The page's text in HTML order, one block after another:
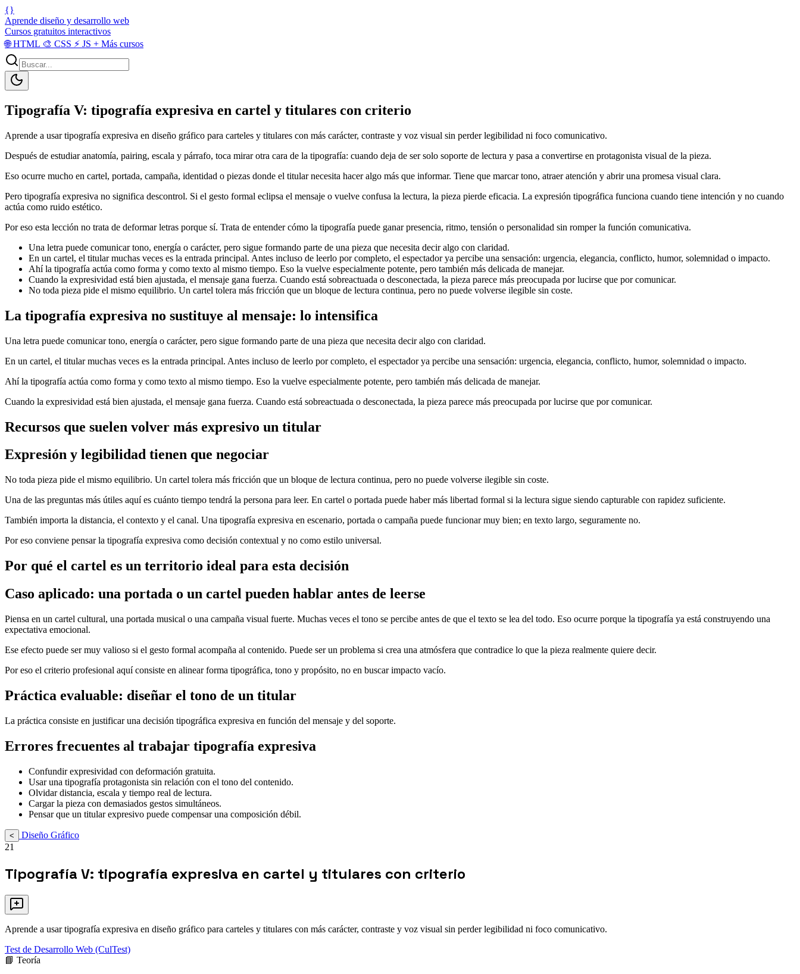
{}
Aprende diseño y desarrollo web
Cursos gratuitos interactivos
🌐HTML 🎨 CSS ⚡ JS + Más cursos
Tipografía V: tipografía expresiva en cartel y titulares con criterio
Aprende a usar tipografía expresiva en diseño gráfico para carteles y titulares con más carácter, contraste y voz visual sin perder legibilidad ni foco comunicativo.
Después de estudiar anatomía, pairing, escala y párrafo, toca mirar otra cara de la tipografía: cuando deja de ser solo soporte de lectura y pasa a convertirse en protagonista visual de la pieza.
Eso ocurre mucho en cartel, portada, campaña, identidad o piezas donde el titular necesita hacer algo más que informar. Tiene que marcar tono, atraer atención y abrir una promesa visual clara.
Pero tipografía expresiva no significa descontrol. Si el gesto formal eclipsa el mensaje o vuelve confusa la lectura, la pieza pierde eficacia. La expresión tipográfica funciona cuando tiene intención y no cuando
actúa como ruido estético.
Por eso esta lección no trata de deformar letras porque sí. Trata de entender cómo la tipografía puede ganar presencia, ritmo, tensión o personalidad sin romper la función comunicativa.
Una letra puede comunicar tono, energía o carácter, pero sigue formando parte de una pieza que necesita decir algo con claridad.
En un cartel, el titular muchas veces es la entrada principal. Antes incluso de leerlo por completo, el espectador ya percibe una sensación: urgencia, elegancia, conflicto, humor, solemnidad o impacto.
Ahí la tipografía actúa como forma y como texto al mismo tiempo. Eso la vuelve especialmente potente, pero también más delicada de manejar.
Cuando la expresividad está bien ajustada, el mensaje gana fuerza. Cuando está sobreactuada o desconectada, la pieza parece más preocupada por lucirse que por comunicar.
No toda pieza pide el mismo equilibrio. Un cartel tolera más fricción que un bloque de lectura continua, pero no puede volverse ilegible sin coste.
La tipografía expresiva no sustituye al mensaje: lo intensifica
Una letra puede comunicar tono, energía o carácter, pero sigue formando parte de una pieza que necesita decir algo con claridad.
En un cartel, el titular muchas veces es la entrada principal. Antes incluso de leerlo por completo, el espectador ya percibe una sensación: urgencia, elegancia, conflicto, humor, solemnidad o impacto.
Ahí la tipografía actúa como forma y como texto al mismo tiempo. Eso la vuelve especialmente potente, pero también más delicada de manejar.
Cuando la expresividad está bien ajustada, el mensaje gana fuerza. Cuando está sobreactuada o desconectada, la pieza parece más preocupada por lucirse que por comunicar.
Recursos que suelen volver más expresivo un titular
Expresión y legibilidad tienen que negociar
No toda pieza pide el mismo equilibrio. Un cartel tolera más fricción que un bloque de lectura continua, pero no puede volverse ilegible sin coste.
Una de las preguntas más útiles aquí es cuánto tiempo tendrá la persona para leer. En cartel o portada puede haber más libertad formal si la lectura sigue siendo capturable con rapidez suficiente.
También importa la distancia, el contexto y el canal. Una tipografía expresiva en escenario, portada o campaña puede funcionar muy bien; en texto largo, seguramente no.
Por eso conviene pensar la tipografía expresiva como decisión contextual y no como estilo universal.
Por qué el cartel es un territorio ideal para esta decisión
Caso aplicado: una portada o un cartel pueden hablar antes de leerse
Piensa en un cartel cultural, una portada musical o una campaña visual fuerte. Muchas veces el tono se percibe antes de que el texto se lea del todo. Eso ocurre porque la tipografía ya está construyendo una
expectativa emocional.
Ese efecto puede ser muy valioso si el gesto formal acompaña al contenido. Puede ser un problema si crea una atmósfera que contradice lo que la pieza realmente quiere decir.
Por eso el criterio profesional aquí consiste en alinear forma tipográfica, tono y propósito, no en buscar impacto vacío.
Práctica evaluable: diseñar el tono de un titular
La práctica consiste en justificar una decisión tipográfica expresiva en función del mensaje y del soporte.
Errores frecuentes al trabajar tipografía expresiva
Confundir expresividad con deformación gratuita.
Usar una tipografía protagonista sin relación con el tono del contenido.
Olvidar distancia, escala y tiempo real de lectura.
Cargar la pieza con demasiados gestos simultáneos.
Pensar que un titular expresivo puede compensar una composición débil.
<
Diseño Gráfico
21
Tipografía V: tipografía expresiva en cartel y titulares con criterio
Aprende a usar tipografía expresiva en diseño gráfico para carteles y titulares con más carácter, contraste y voz visual sin perder legibilidad ni foco comunicativo.
Test de Desarrollo Web (CulTest)
📘 Teoría